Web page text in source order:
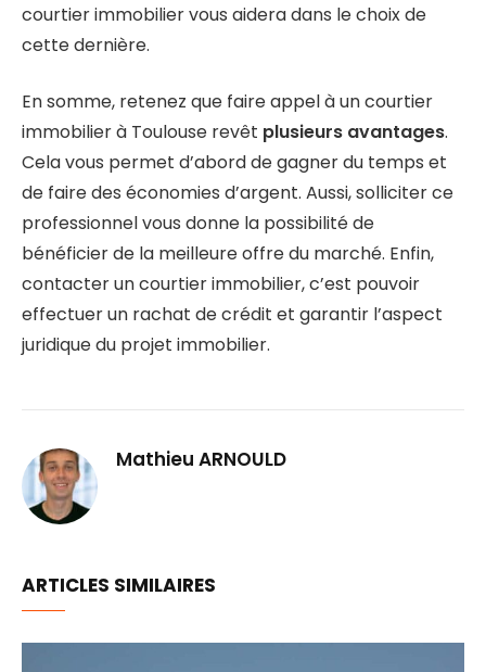
courtier immobilier vous aidera dans le choix de
cette dernière.
En somme, retenez que faire appel à un courtier
immobilier à Toulouse revêt plusieurs avantages.
Cela vous permet d’abord de gagner du temps et
de faire des économies d’argent. Aussi, solliciter ce
professionnel vous donne la possibilité de
bénéficier de la meilleure offre du marché. Enfin,
contacter un courtier immobilier, c’est pouvoir
effectuer un rachat de crédit et garantir l’aspect
juridique du projet immobilier.
Mathieu ARNOULD
ARTICLES SIMILAIRES